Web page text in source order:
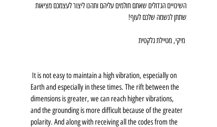
השינויים הגדולים שאתם חולמים עליהם ותהנו ליצור לעצמכם מציאות
שתתן לנשמה שלכם לעוף!
Earth and especially in these times. The rift between the
dimensions is greater, we can reach higher vibrations,
and the grounding is more difficult because of the greater
polarity. And along with receiving all the codes from the